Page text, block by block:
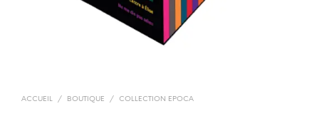
ACCUEIL / BOUTIQUE / COLLECTION EPOCA